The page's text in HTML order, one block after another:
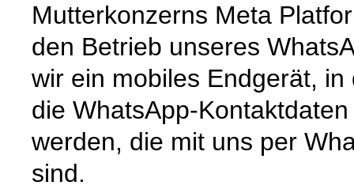
Mutterkonzerns Meta
den Betrieb unseres
wir ein mobiles Endgerät,
die WhatsApp-
werden, die mit uns per
sind.